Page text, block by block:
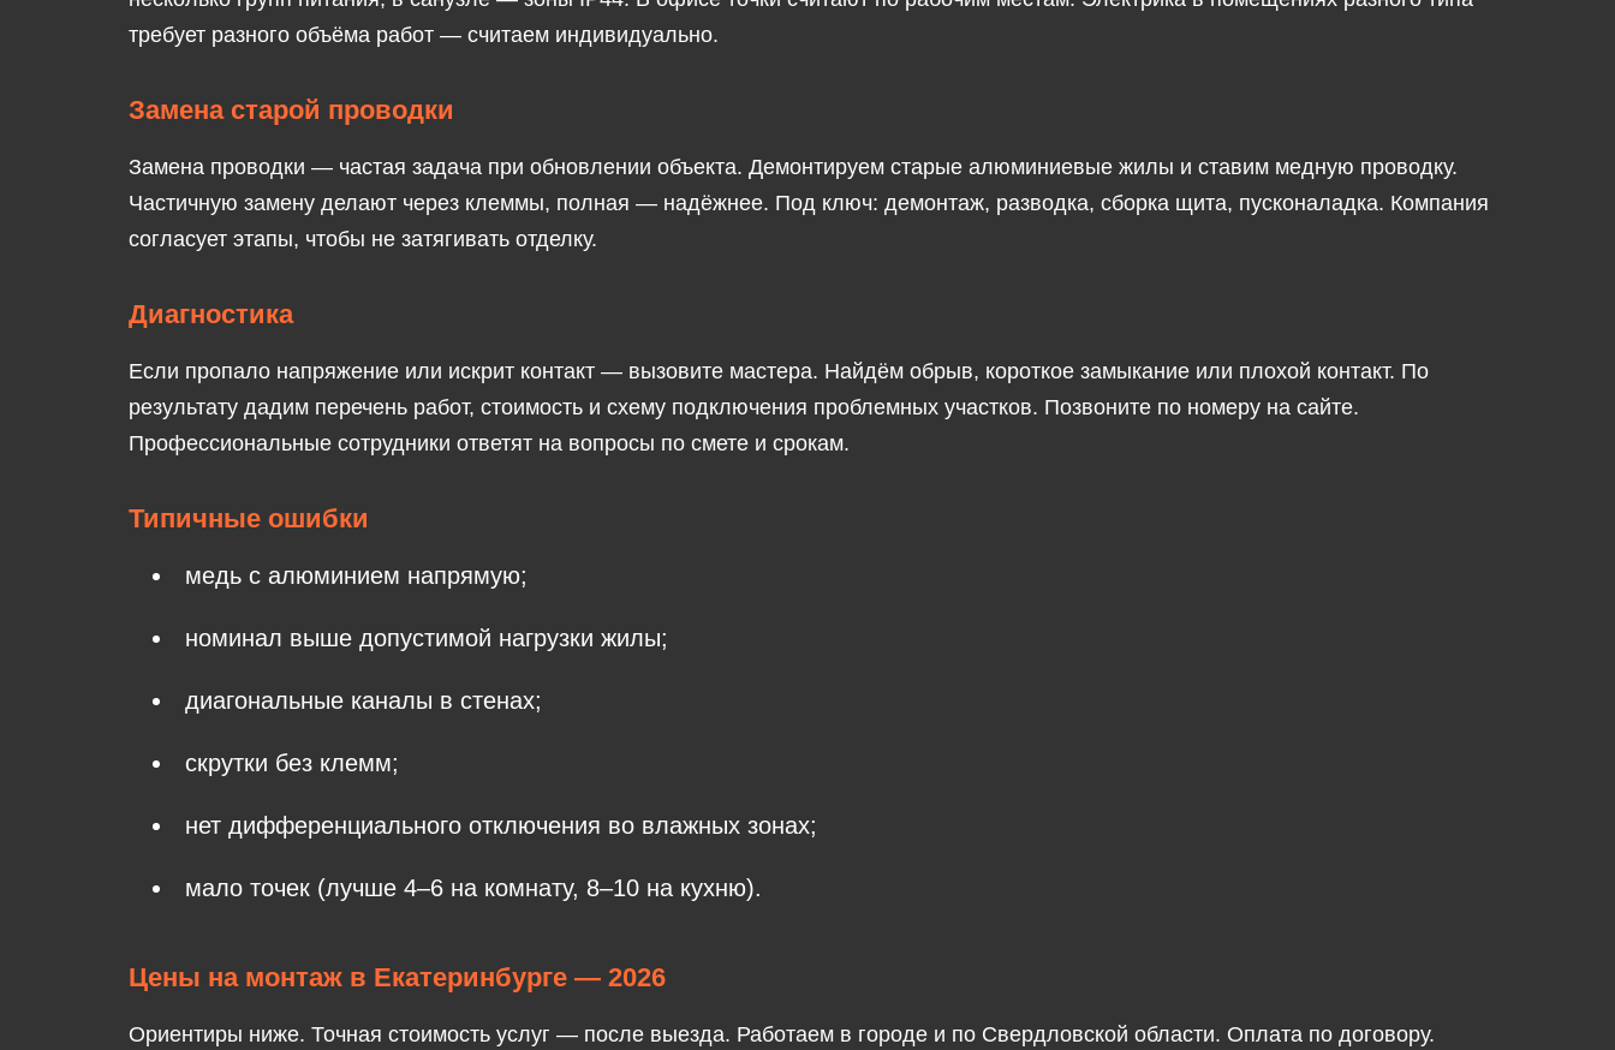
требует разного объёма работ — считаем индивидуально.
Замена старой проводки
Замена проводки — частая задача при обновлении объекта. Демонтируем старые алюминиевые жилы и ставим медную проводку.
Частичную замену делают через клеммы, полная — надёжнее. Под ключ: демонтаж, разводка, сборка щита, пусконаладка. Компания
согласует этапы, чтобы не затягивать отделку.
Диагностика
Если пропало напряжение или искрит контакт — вызовите мастера. Найдём обрыв, короткое замыкание или плохой контакт. По
результату дадим перечень работ, стоимость и схему подключения проблемных участков. Позвоните по номеру на сайте.
Профессиональные сотрудники ответят на вопросы по смете и срокам.
Типичные ошибки
медь с алюминием напрямую;
номинал выше допустимой нагрузки жилы;
диагональные каналы в стенах;
скрутки без клемм;
нет дифференциального отключения во влажных зонах;
мало точек (лучше 4–6 на комнату, 8–10 на кухню).
Цены на монтаж в Екатеринбурге — 2026
Ориентиры ниже. Точная стоимость услуг — после выезда. Работаем в городе и по Свердловской области. Оплата по договору.